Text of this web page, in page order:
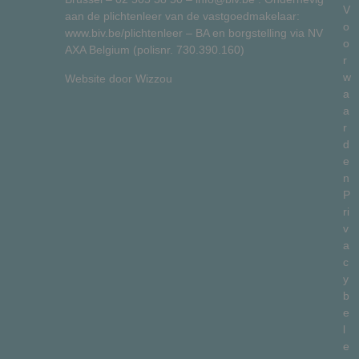
aan de plichtenleer van de vastgoedmakelaar:
www.biv.be/plichtenleer – BA en borgstelling via NV
AXA Belgium (polisnr. 730.390.160)
Website door Wizzou
V
o
o
r
w
a
a
r
d
e
n
P
ri
v
a
c
y
b
e
l
e